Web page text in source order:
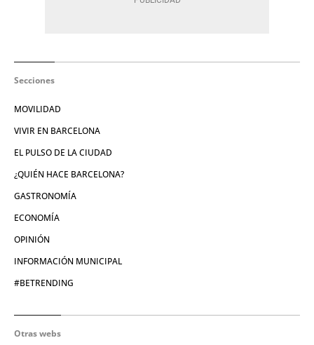
Secciones
MOVILIDAD
VIVIR EN BARCELONA
EL PULSO DE LA CIUDAD
¿QUIÉN HACE BARCELONA?
GASTRONOMÍA
ECONOMÍA
OPINIÓN
INFORMACIÓN MUNICIPAL
#BETRENDING
Otras webs